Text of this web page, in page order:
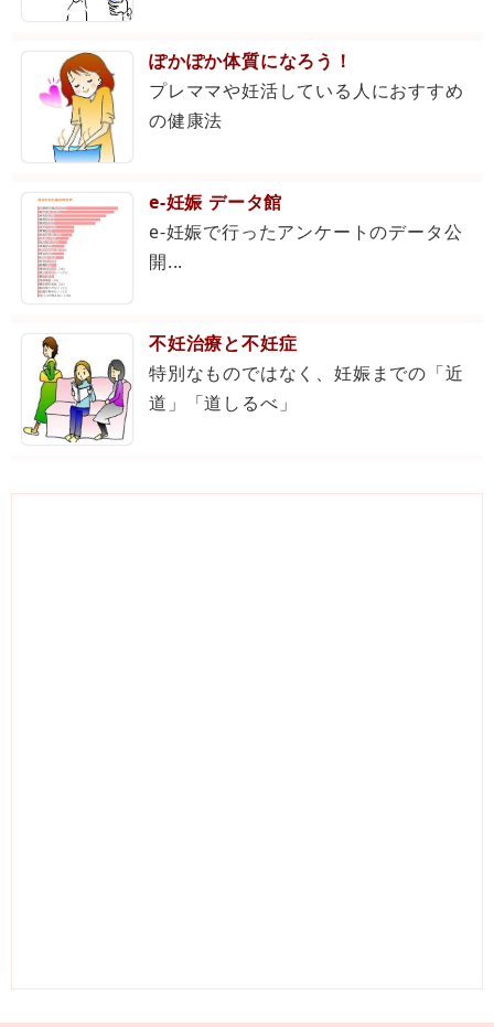
ぽかぽか体質になろう！
プレママや妊活している人におすすめ
の健康法
e-妊娠 データ館
e-妊娠で行ったアンケートのデータ公
開...
不妊治療と不妊症
特別なものではなく、妊娠までの「近
道」「道しるべ」